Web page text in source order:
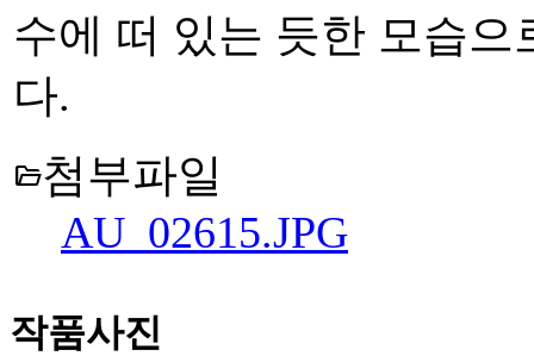
수에 떠 있는 듯한 모습
다.
folder_open첨부파일
AU_02615.JPG
작품사진